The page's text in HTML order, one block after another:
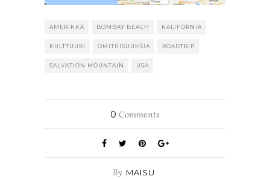
AMERIKKA BOMBAY BEACH KALIFORNIA
KULTTUURI OMITUISUUKSIA ROADTRIP
SALVATION MOUNTAIN USA
0 Comments
By MAISU